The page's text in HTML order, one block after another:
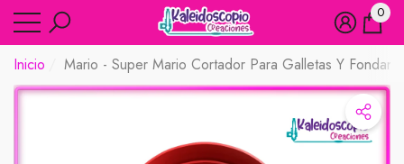
0
0
Inicio Mario - Super Mario Cortador Para Galletas Y Fondant